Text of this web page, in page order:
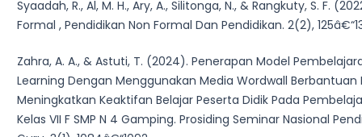
Syaadah, R., Al, M. H., Ary, A., Silitonga, N., & Rangkuty, S. F.
Formal , Pendidikan Non Formal Dan Pendidikan. 2(2),
Zahra, A. A., & Astuti, T. (2024). Penerapan Model
Learning Dengan Menggunakan Media Wordwall Berbantuan
Meningkatkan Keaktifan Belajar Peserta Didik Pada
Kelas VII F SMP N 4 Gamping. Prosiding Seminar Nasional